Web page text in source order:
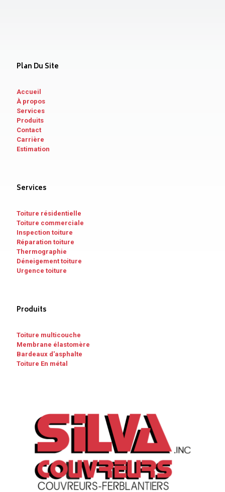
Plan Du Site
Accueil
À propos
Services
Produits
Contact
Carrière
Estimation
Services
Toiture résidentielle
Toiture commerciale
Inspection toiture
Réparation toiture
Thermographie
Déneigement toiture
Urgence toiture
Produits
Toiture multicouche
Membrane élastomère
Bardeaux d'asphalte
Toiture En métal